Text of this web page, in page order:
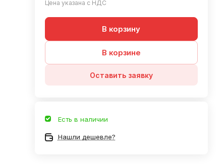
Цена указана с НДС
В корзину
В корзине
Оставить заявку
Есть в наличии
Нашли дешевле?